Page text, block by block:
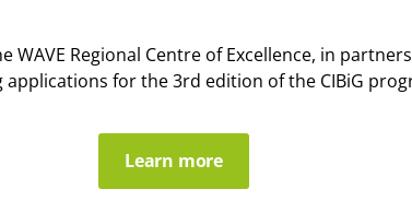
Regional Centre of Excellence, in
applications for the 3rd edition of the CIBiG
Learn more